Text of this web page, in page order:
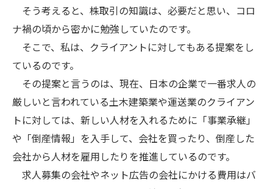
そう考えると、株取引の知識は、必要だと思い、コロ
ナ禍の頃から密かに勉強していたのです。
そこで、私は、クライアントに対してもある提案をし
ているのです。
その提案と言うのは、現在、日本の企業で一番求人の
厳しいと言われている土木建築業や運送業のクライアン
トに対しては、新しい人材を入れるために「事業承継」
や「倒産情報」を入手して、会社を買ったり、倒産した
会社から人材を雇用したりを推進しているのです。
求人募集の会社やネット広告の会社にかける費用はバ